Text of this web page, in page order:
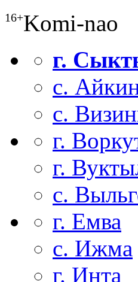
16+Komi-nao
г.
с.
с.
г.
г.
с.
г. Емва
с. Ижма
г. Инта